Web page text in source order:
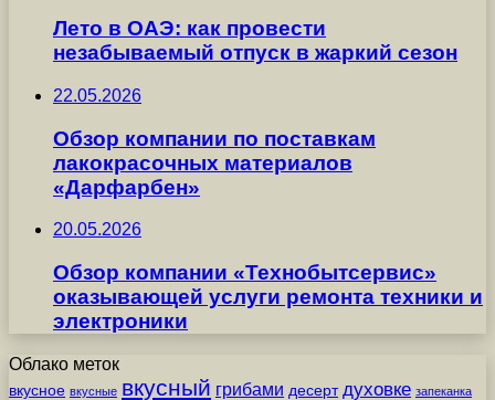
Лето в ОАЭ: как провести
незабываемый отпуск в жаркий сезон
22.05.2026
Обзор компании по поставкам
лакокрасочных материалов
«Дарфарбен»
20.05.2026
Обзор компании «Технобытсервис»
оказывающей услуги ремонта техники и
электроники
Облако меток
вкусное вкусные вкусный грибами десерт духовке запеканка